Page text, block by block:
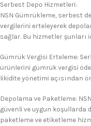
Serbest Depo Hizmetleri:
NSN Gümrükleme, serbest
vergilerini erteleyerek
sağlar. Bu hizmetler şunları
Gümrük Vergisi Erteleme:
ürünlerini gümrük vergisi
likidite yönetimi açısından
Depolama ve Paketleme:
güvenli ve uygun koşullarda
paketleme ve etiketleme